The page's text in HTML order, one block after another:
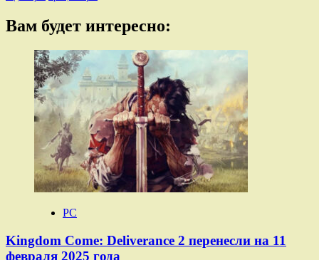
Вам будет интересно:
PC
Kingdom Come: Deliverance 2 перенесли на 11
февраля 2025 года